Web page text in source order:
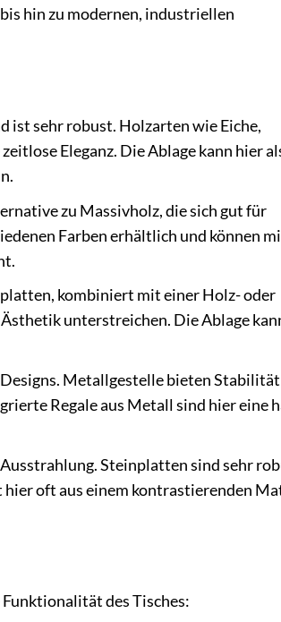
hin zu modernen, industriellen
ist sehr robust. Holzarten wie Eiche,
Eleganz. Die Ablage kann hier
zu Massivholz, die sich gut für
Farben erhältlich und können
kombiniert mit einer Holz- oder
unterstreichen. Die Ablage
Metallgestelle bieten
Regale aus Metall sind hier eine
Steinplatten sind sehr
hier oft aus einem kontrastierenden
des Tisches: